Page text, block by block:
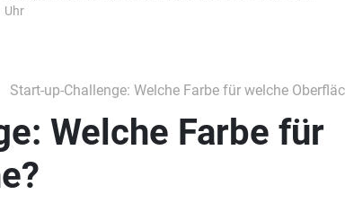
Uhr
Start-up-Challenge: Welche Farbe für welche
Welche Farbe für